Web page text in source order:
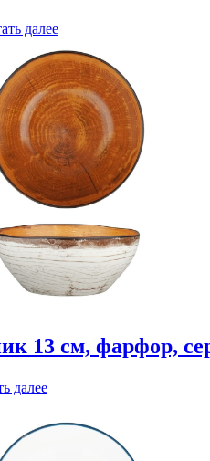
далее
13 см, фарфор,
далее